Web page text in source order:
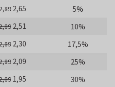
2,65
5%
2,51
10%
2,30
17,5%
2,09
25%
1,95
30%